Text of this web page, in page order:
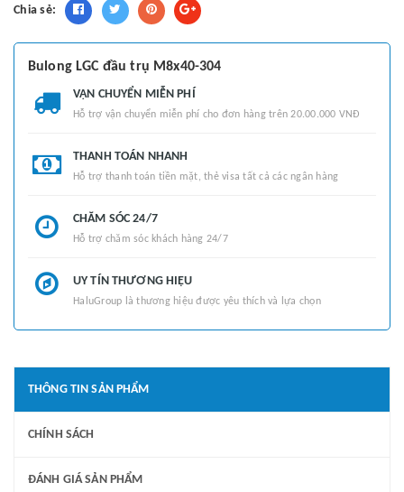
Chia sẻ:
Bulong LGC đầu trụ M8x40-304
VẬN CHUYỂN MIỄN PHÍ
Hỗ trợ vận chuyển miễn phí cho đơn hàng trên 20.00.000 VNĐ
THANH TOÁN NHANH
Hỗ trợ thanh toán tiền mặt, thẻ visa tất cả các ngân hàng
CHĂM SÓC 24/7
Hỗ trợ chăm sóc khách hàng 24/7
UY TÍN THƯƠNG HIỆU
HaluGroup là thương hiệu được yêu thích và lựa chọn
THÔNG TIN SẢN PHẨM
CHÍNH SÁCH
ĐÁNH GIÁ SẢN PHẨM